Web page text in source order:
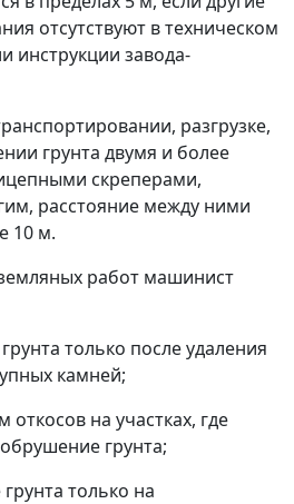
отсутствуют в техническом
инструкции завода-
разгрузке,
грунта двумя и более
скреперами,
расстояние между ними
10 м.
работ машинист
только после удаления
камней;
откосов на участках, где
грунта;
только на